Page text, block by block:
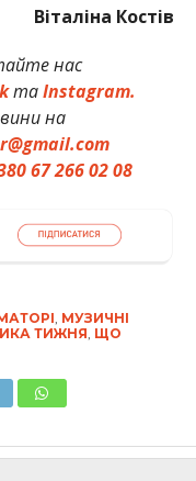
Віталіна Костів
нас
таInstagram.
на
67 266 02 08
, МУЗИЧНІ
ТИЖНЯ, ЩО